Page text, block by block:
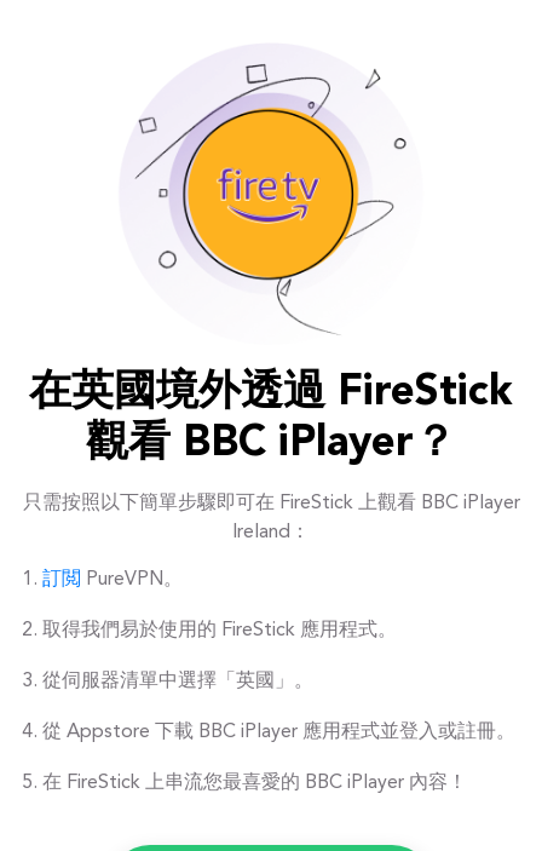
在英國境外透過 FireStick
觀看 BBC iPlayer？
只需按照以下簡單步驟即可在 FireStick 上觀看 BBC iPlayer
Ireland：
訂閲 PureVPN。
取得我們易於使用的 FireStick 應用程式。
從伺服器清單中選擇「英國」。
從 Appstore 下載 BBC iPlayer 應用程式並登入或註冊。
在 FireStick 上串流您最喜愛的 BBC iPlayer 內容！